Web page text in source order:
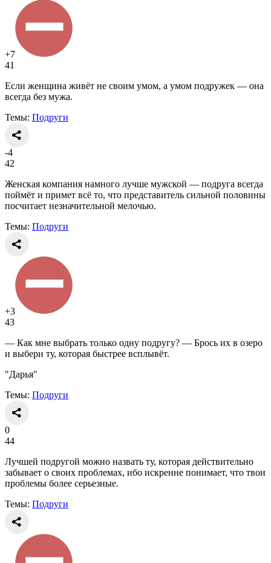
+7
41
Если женщина живёт не своим умом, а умом подружек — она
всегда без мужа.
Темы: Подруги
-4
42
Женская компания намного лучше мужской — подруга всегда
поймёт и примет всё то, что представитель сильной половины
посчитает незначительной мелочью.
Темы: Подруги
+3
43
— Как мне выбрать только одну подругу? — Брось их в озеро
и выбери ту, которая быстрее всплывёт.
"Дарья"
Темы: Подруги
0
44
Лучшей подругой можно назвать ту, которая действительно
забывает о своих проблемах, ибо искренне понимает, что твои
проблемы более серьезные.
Темы: Подруги